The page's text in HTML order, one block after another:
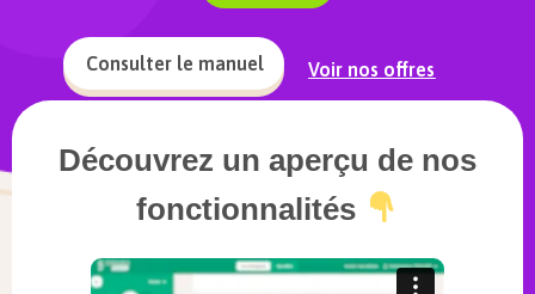
Consulter le manuel Voir nos offres
Découvrez un aperçu de nos
fonctionnalités